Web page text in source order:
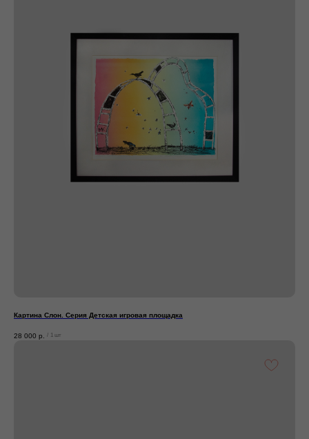
Картина Слон. Серия Детская игровая площадка
28 000 р. / 1 шт